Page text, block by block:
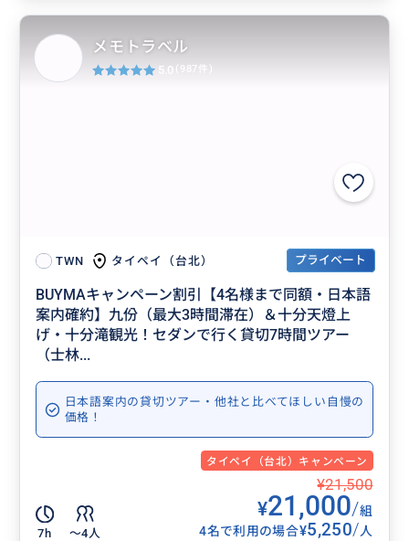
TWN タイペイ（台北） プライベート
BUYMAキャンペーン割引【4名様まで同額・日本語
案内確約】九份（最大3時間滞在）＆十分天燈上
げ・十分滝観光！セダンで行く貸切7時間ツアー
（士林...
日本語案内の貸切ツアー・他社と比べてほしい自慢の
価格！
タイペイ（台北）キャンペーン
7h 〜4人
¥21,500
¥21,000/組
4名で利用の場合¥5,250/人
メモトラベル
5.0 (987件)